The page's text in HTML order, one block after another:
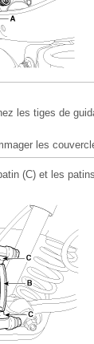
les tiges de
les
(C) et les